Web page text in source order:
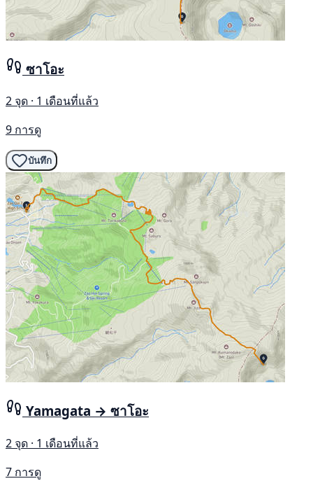
ซาโอะ
2 จุด · 1 เดือนที่แล้ว
9 การดู
บันทึก
Yamagata → ซาโอะ
2 จุด · 1 เดือนที่แล้ว
7 การดู